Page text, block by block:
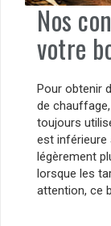
Nos
votre
Pour obtenir
de
toujours
est inférieure
légèrement
lorsque les
attention, ce